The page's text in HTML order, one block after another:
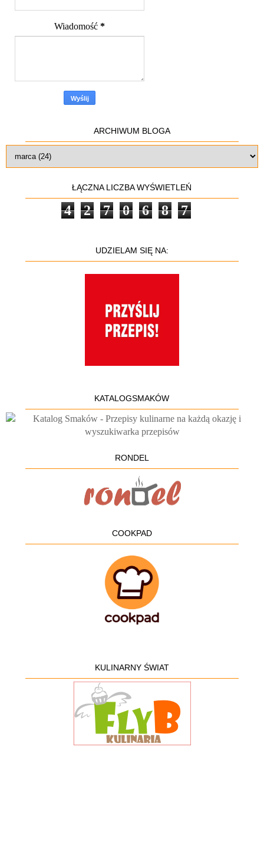
Wiadomość *
ARCHIWUM BLOGA
ŁĄCZNA LICZBA WYŚWIETLEŃ
4 2 7 0 6 8 7
UDZIELAM SIĘ NA:
KATALOGSMAKÓW
RONDEL
COOKPAD
KULINARNY ŚWIAT